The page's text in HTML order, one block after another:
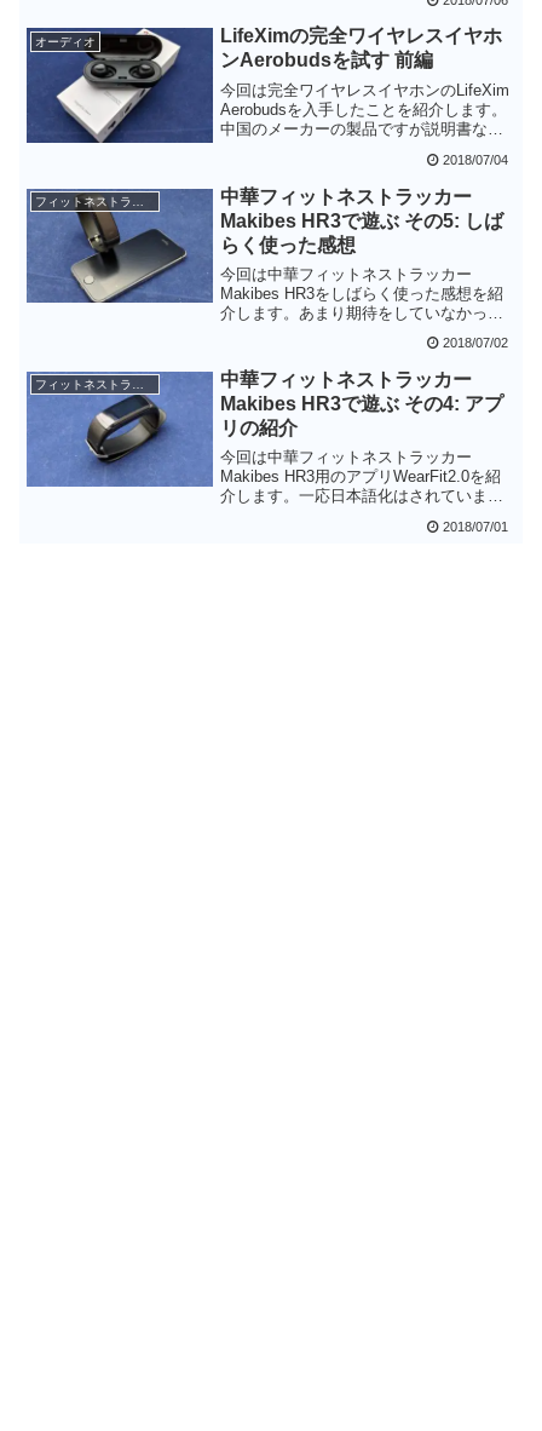
ッドホンではありますが、防水性能が
IPX4にとどまっているのが惜しいところ
です。運動中での利用を考えると丸洗い
できる防水性能があればよりよかったと
思います。
オーディオ
LifeXimの完全ワイヤレスイヤホ
ンAerobudsを試す 前編
今回は完全ワイヤレスイヤホンのLifeXim
Aerobudsを入手したことを紹介します。
中国のメーカーの製品ですが説明書など
ができそうです。イヤホン自体はかなり
小型で、充電ケースも軽量なことから日
ユースとして快適に使用できそうです。
2018/07/04
中華フィットネストラッカー
Makibes HR3で遊ぶ その5: しば
らく使った感想
今回は中華フィットネストラッカー
Makibes HR3をしばらく使った感想を紹
介します。あまり期待をしていなかった
というのが正直な感想です。あとはアプ
リの完成度が上がればずっと良くなるの
ですが、もう少し時間がかかるかもしれ
ません。値段はかなり安いので、フィッ
トネストラッカーをとりあえず試してみ
たいという方向けでしょうか。
2018/07/02
フィットネストラッカー
中華フィットネストラッカー
Makibes HR3で遊ぶ その4: アプ
リの紹介
今回は中華フィットネストラッカー
Makibes HR3用のアプリWearFit2.0を紹
介します。一応日本語化はされています
ころです。基本的な機能は良さそうです
2018/07/01